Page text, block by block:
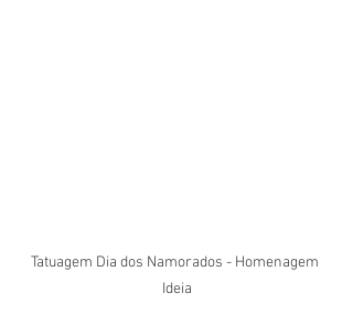
Tatuagem Dia dos Namorados - Homenagem
Ideia